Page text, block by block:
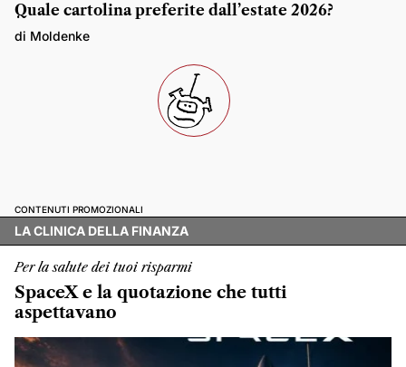
Quale cartolina preferite dall’estate 2026?
di Moldenke
CONTENUTI PROMOZIONALI
LA CLINICA DELLA FINANZA
Per la salute dei tuoi risparmi
SpaceX e la quotazione che tutti
aspettavano